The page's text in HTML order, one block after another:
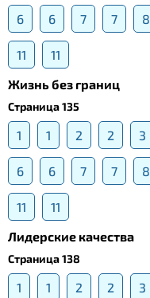
6 6 7 7 8
11
11
Жизнь без границ
Страница 135
1 1 2 2 3
6 6 7 7 8
11
11
Лидерские качества
Страница 138
1 1 2 2 3